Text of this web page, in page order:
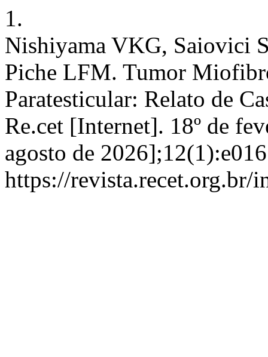
1.
Nishiyama VKG, Saiovici
Piche LFM. Tumor
Paratesticular: Relato de
Re.cet [Internet]. 18º de
agosto de
https://revista.recet.org.br/